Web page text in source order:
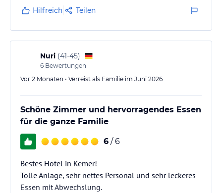
Hilfreich Teilen
Nuri (41-45)
6 Bewertungen
Vor 2 Monaten • Verreist als Familie im Juni 2026
Schöne Zimmer und hervorragendes Essen
für die ganze Familie
6 / 6
Bestes Hotel in Kemer!
Tolle Anlage, sehr nettes Personal und sehr leckeres
Essen mit Abwechslung.